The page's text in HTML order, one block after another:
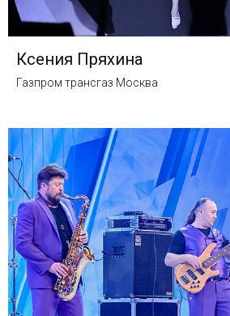
Ксения Пряхина
Газпром трансгаз Москва